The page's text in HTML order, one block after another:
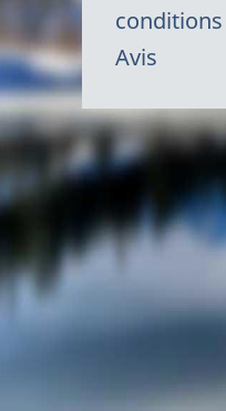
conditions
Avis